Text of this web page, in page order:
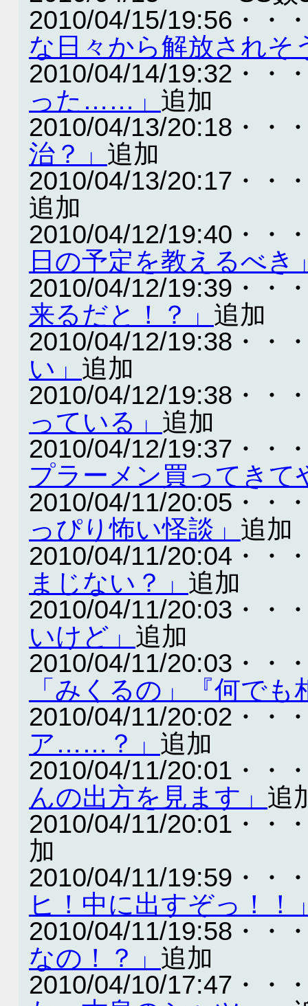
2010/04/15/19:56・・
な日々から解放されそ
2010/04/14/19:32・・
った……」 追加
2010/04/13/20:18・・
治？」 追加
2010/04/13/20:17・・
追加
2010/04/12/19:40・・
日の予定を教えるべき
2010/04/12/19:39・・
来るだと！？」 追加
2010/04/12/19:38・・
い」 追加
2010/04/12/19:38・・
っている」 追加
2010/04/12/19:37・・
プラーメン買ってきて
2010/04/11/20:05・・
っぴり怖い怪談」 追加
2010/04/11/20:04・・
まじない？」 追加
2010/04/11/20:03・・
いけど」 追加
2010/04/11/20:03・・
「みくるの」『何で
2010/04/11/20:02・・
ア……？」 追加
2010/04/11/20:01・・
んの出方を見ます」 追
2010/04/11/20:01・・
加
2010/04/11/19:59・・
ヒ！中に出すぞっ！！
2010/04/11/19:58・・
なの！？」 追加
2010/04/10/17:47・・